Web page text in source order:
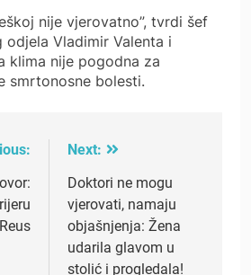
nije vjerovatno”, tvrdi šef
Vladimir Valenta i
klima nije pogodna za
smrtonosne bolesti.
Next:
Doktori ne mogu
vjerovati, namaju
objašnjenja: Žena
udarila glavom u
stolić i progledala!